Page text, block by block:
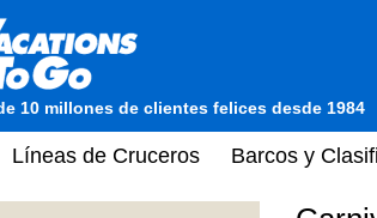
10 millones de clientes felices desde 1984
Líneas de Cruceros Barcos y